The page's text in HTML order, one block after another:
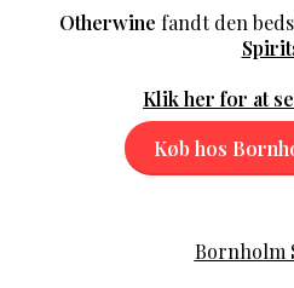
Otherwine fandt den
Klik her for at
Køb hos
Bornholm